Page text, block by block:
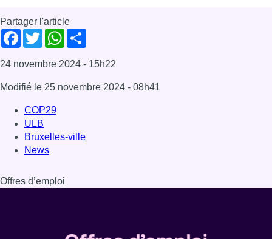
Offres d’emploi